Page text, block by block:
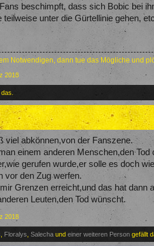
beschimpft, dass sich Bobic bei
teilweise unter die Gürtellinie gehen,
Notwendigen, dann tue das Mögliche und
2018
viel abkönnen,von der Fanszene.
einem anderen Menschen,den
gerufen wurde,er solle es doch
vor den Zug werfen.
Grenzen erreicht,und das hat dann
Leuten,den Tod wünscht.
2018
Floralys ,Salecha undeiner weiteren Person gefällt